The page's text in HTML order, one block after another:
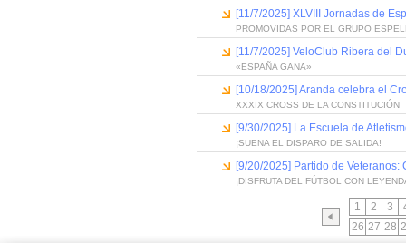
[11/7/2025] XLVIII Jornadas de
PROMOVIDAS POR EL GRUPO
[11/7/2025] VeloClub Ribera del
«ESPAÑA GANA»
[10/18/2025] Aranda celebra el
XXXIX CROSS DE LA CONSTITUCIÓN
[9/30/2025] La Escuela de
¡SUENA EL DISPARO DE SALIDA!
[9/20/2025] Partido de Veteranos:
¡DISFRUTA DEL FÚTBOL CON
1 2 3
26 27 28